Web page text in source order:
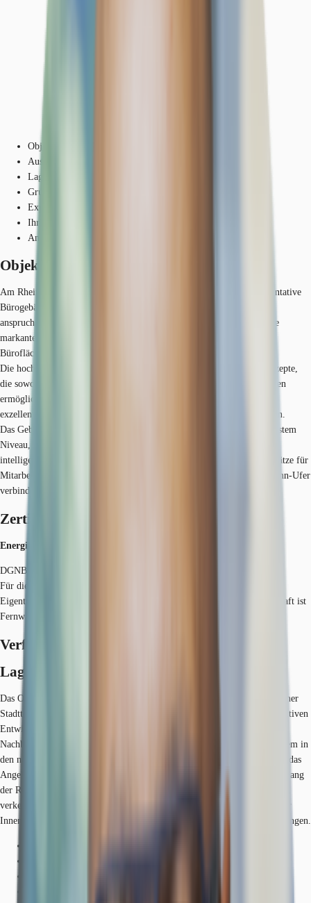
Objekt
Ausstattung
Lage und Verkehrsanbindung
Grundrisse
Exposé herunterladen
Ihr Kontakt
Anfrage senden
Objekt
Am Rheinufer im begehrten Kölner Süden präsentiert sich das repräsentative
Bürogebäude Gustav-Heinemann-Ufer 88 als idealer Standort für
anspruchsvolle Unternehmen. Das moderne Objekt besticht durch seine
markante Architektur mit großzügigen Glasflächen und bietet flexible
Büroflächen in erstklassiger Lage.
Die hochwertigen Büroeinheiten verfügen über durchdachte Raumkonzepte,
die sowohl klassische Bürostrukturen als auch offene Arbeitslandschaften
ermöglichen. Dank der bodentiefen Fenster profitieren alle Etagen von
exzellenten Lichtverhältnissen und teilweise spektakulären Rheinblicken.
Das Gebäude überzeugt durch seine technische Ausstattung auf modernstem
Niveau, inklusive effizienter Klimatisierung, Glasfaser-Internet und
intelligenter Gebäudetechnik. Die Tiefgarage bietet ausreichend Stellplätze für
Mitarbeiter und Besucher.Die hervorragende Lage am Gustav-Heinemann-Ufer
verbindet eine repräsentative Adresse mit optimaler Verkehrsanbindung.
Zertifizierungen
Energieausweis
DGNB: Gold
Für diese Liegenschaft liegt ein Bedarfsausweis vom 16.10.2023 vom
Eigentümer/Vermieter vor. Der wesentliche Energieträger der Liegenschaft ist
Fernwärme. Endenergiebedarf: 76,5 kWh/(m²*a)
Verfügbare Fläche
Lage und Verkehrsanbindung
Das Objekt befindet sich in exponierter Lage direkt am Rheinufer in Kölner
Stadtteil Bayenthal. Die Beliebtheit des Standorts spiegelt sich in der positiven
Entwicklung der Nachfrage nach Wohn- und Büroflächen wieder. In der
Nachbarschaft beginnt Kölns mondäne Villengegend Marienburg. Vor allem in
den nahe gelegenen Einkaufsstraßen (Goltstein- und Bonner Straße) lässt das
Angebot an Restaurants, Cafés und Geschäften keine Wünsche offen. Entlang
der Rheinuferstraße befinden sich einige namhafte Hotels. Die
verkehrsgünstige Lage sorgt für ein schnelles und bequemes Erreichen der
Innenstadt, der Rheinbrücken sowie aller überregionalen Verkehrsanbindungen.